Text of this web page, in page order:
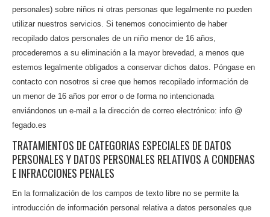
personales) sobre niños ni otras personas que legalmente no pueden
utilizar nuestros servicios. Si tenemos conocimiento de haber
recopilado datos personales de un niño menor de 16 años,
procederemos a su eliminación a la mayor brevedad, a menos que
estemos legalmente obligados a conservar dichos datos. Póngase en
contacto con nosotros si cree que hemos recopilado información de
un menor de 16 años por error o de forma no intencionada
enviándonos un e-mail a la dirección de correo electrónico: info @
fegado.es
TRATAMIENTOS DE CATEGORIAS ESPECIALES DE DATOS
PERSONALES Y DATOS PERSONALES RELATIVOS A CONDENAS
E INFRACCIONES PENALES
En la formalización de los campos de texto libre no se permite la
introducción de información personal relativa a datos personales que